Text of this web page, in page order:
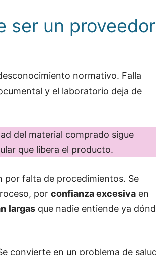
ser un proveedor
normativo. Falla
y el laboratorio deja de
del material comprado sigue
que libera el producto.
por falta de procedimientos. Se
por confianza excesiva en
largas que nadie entiende ya
convierte en un problema de